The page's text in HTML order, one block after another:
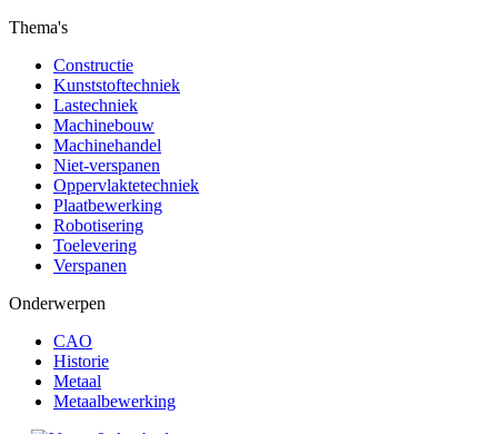
Thema's
Constructie
Kunststoftechniek
Lastechniek
Machinebouw
Machinehandel
Niet-verspanen
Oppervlaktetechniek
Plaatbewerking
Robotisering
Toelevering
Verspanen
Onderwerpen
CAO
Historie
Metaal
Metaalbewerking